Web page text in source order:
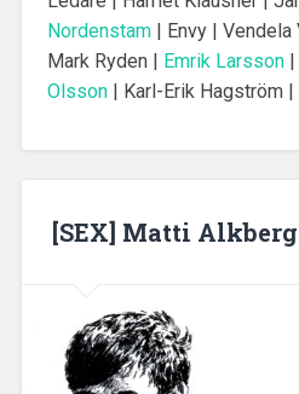
Nordenstam| Envy | Vendela
Mark Ryden | Emrik Larsson|
Olsson| Karl-Erik Hagström |
[SEX] Matti